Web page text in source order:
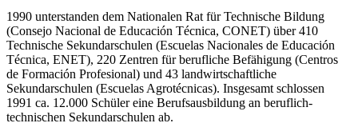
1990 unterstanden dem Nationalen Rat für Technische Bildung
(Consejo Nacional de Educación Técnica, CONET) über 410
Technische Sekundarschulen (Escuelas Nacionales de Educación
Técnica, ENET), 220 Zentren für berufliche Befähigung (Centros
de Formación Profesional) und 43 landwirtschaftliche
Sekundarschulen (Escuelas Agrotécnicas). Insgesamt schlossen
1991 ca. 12.000 Schüler eine Berufsausbildung an beruflich-
technischen Sekundarschulen ab.